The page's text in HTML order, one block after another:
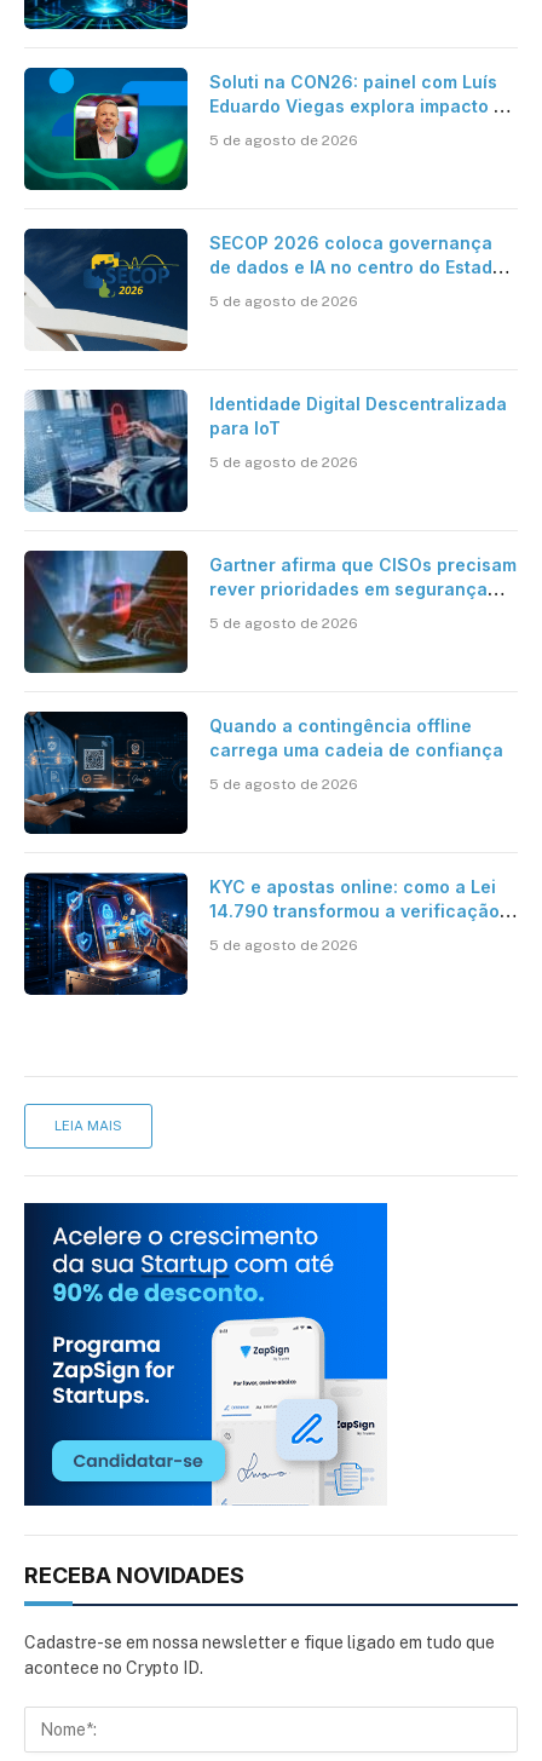
Soluti na CON26: painel com Luís
Eduardo Viegas explora impacto de
Contabilidade
5 de agosto de 2026
SECOP 2026 coloca governança
de dados e IA no centro do Estado
5 de agosto de 2026
Identidade Digital Descentralizada
para IoT
5 de agosto de 2026
Gartner afirma que CISOs precisam
rever prioridades em segurança
desafios impostos pela Inteligência
5 de agosto de 2026
Quando a contingência offline
carrega uma cadeia de confiança
5 de agosto de 2026
KYC e apostas online: como a Lei
14.790 transformou a verificação
brasileiro
5 de agosto de 2026
LEIA MAIS
RECEBA NOVIDADES
Cadastre-se em nossa newsletter e fique ligado em tudo que
acontece no Crypto ID.